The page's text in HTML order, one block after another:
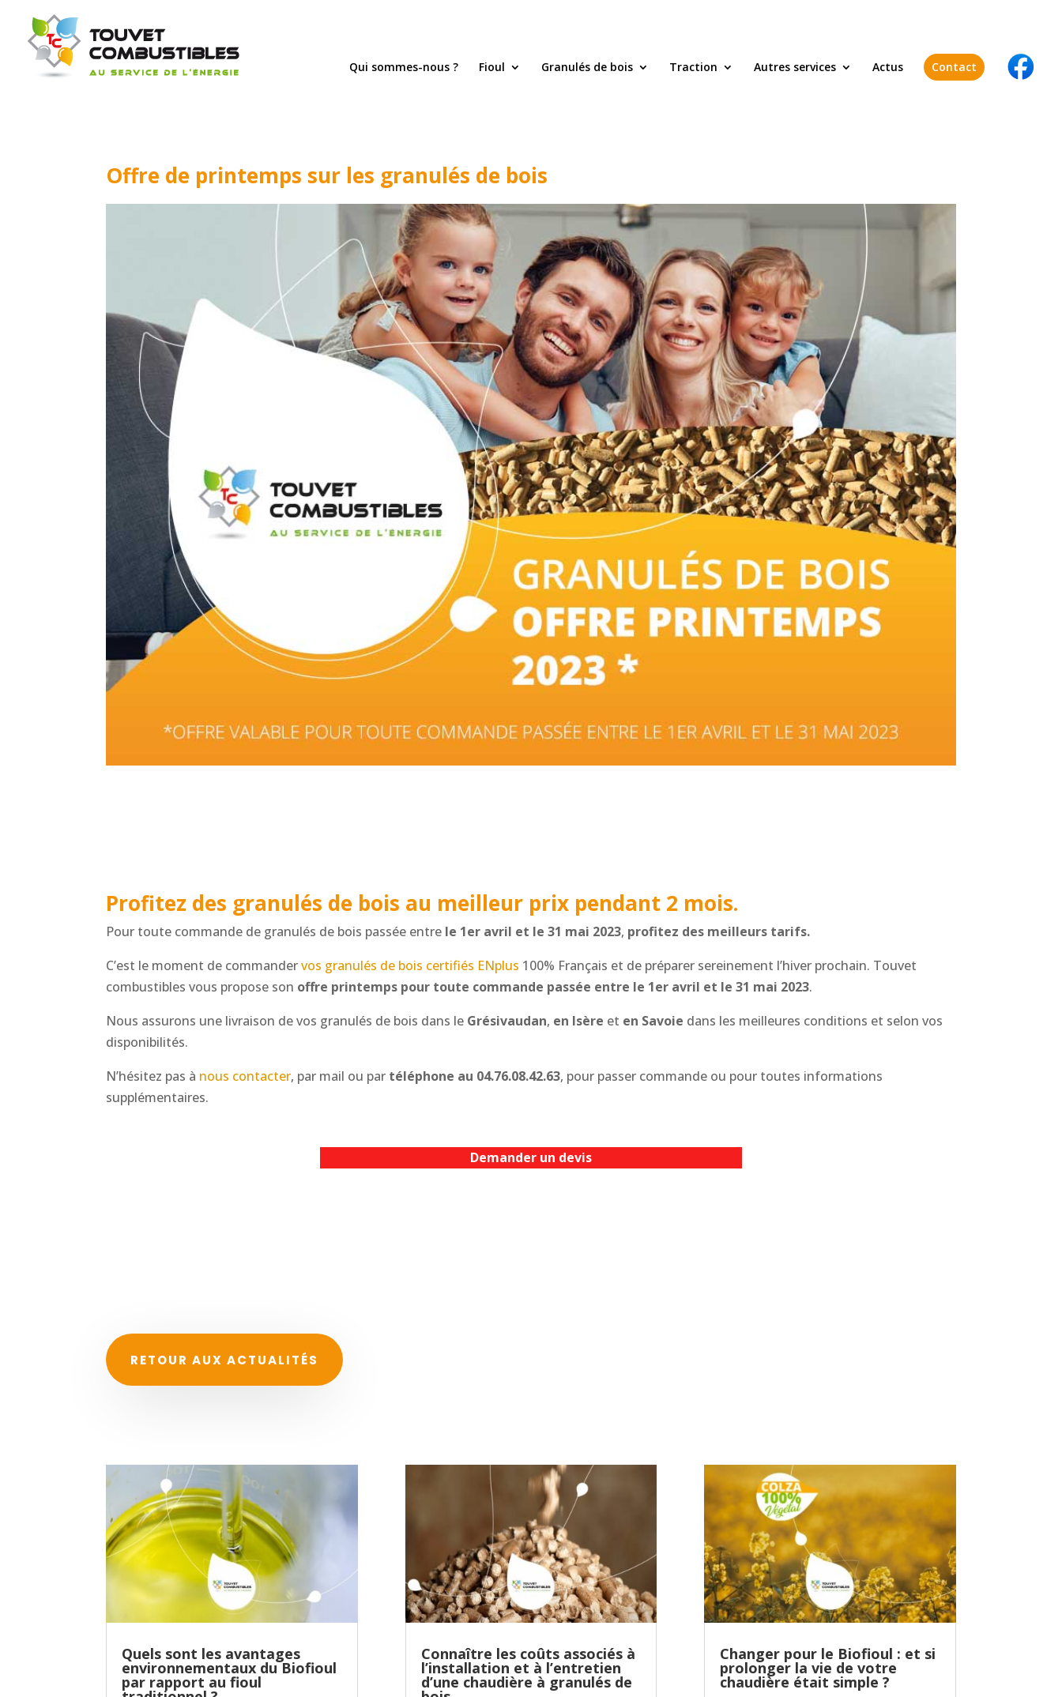
Qui sommes-nous ? Fioul Granulés de bois Traction Autres services Actus Contact
Offre de printemps sur les granulés de bois
Profitez des granulés de bois au meilleur prix pendant 2 mois.
Pour toute commande de granulés de bois passée entre le 1er avril et le 31 mai 2023, profitez des meilleurs tarifs.
C’est le moment de commandervos granulés de bois certifiés ENplus 100% Français et de préparer sereinement l’hiver prochain. Touvet
combustibles vous propose son offre printemps pour toute commande passée entre le 1er avril et le 31 mai 2023.
Nous assurons une livraison de vos granulés de bois dans le Grésivaudan, en Isère et en Savoie dans les meilleures conditions et selon vos
disponibilités.
N’hésitez pas à nous contacter, par mail ou par téléphone au 04.76.08.42.63, pour passer commande ou pour toutes informations
supplémentaires.
Demander un devis
RETOUR AUX ACTUALITÉS
Quels sont les avantages
environnementaux du Biofioul
par rapport au fioul
Connaître les coûts associés à
l’installation et à l’entretien
d’une chaudière à granulés de
Changer pour le Biofioul : et si
prolonger la vie de votre
chaudière était simple ?